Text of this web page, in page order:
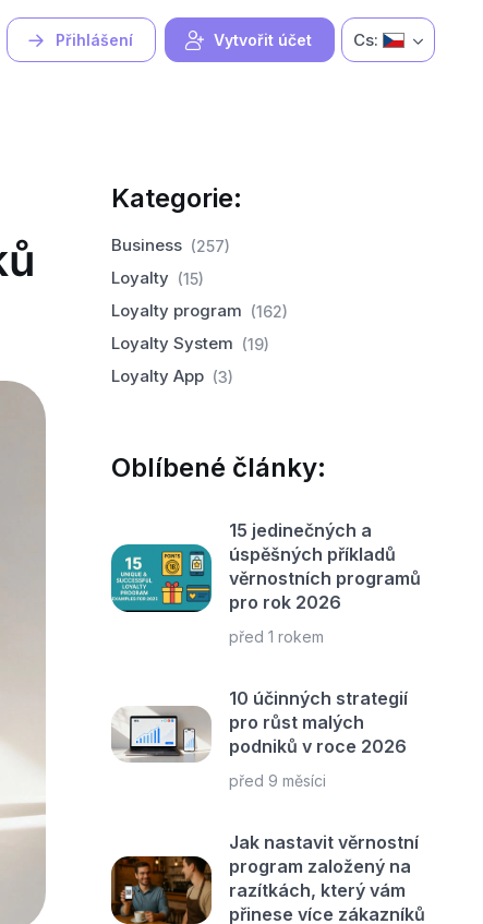
Přihlášení Vytvořit účet Cs:
Kategorie:
Business (257)
Loyalty (15)
Loyalty program (162)
Loyalty System (19)
Loyalty App (3)
Oblíbené články:
15 jedinečných a
úspěšných příkladů
věrnostních programů
pro rok 2026
před 1 rokem
10 účinných strategií
pro růst malých
podniků v roce 2026
před 9 měsíci
Jak nastavit věrnostní
program založený na
razítkách, který vám
přinese více zákazníků